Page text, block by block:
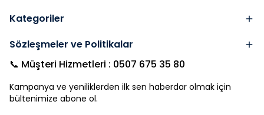
Kategoriler
Sözleşmeler ve Politikalar
📞 Müşteri Hizmetleri : 0507 675 35 80
Kampanya ve yeniliklerden ilk sen haberdar olmak için
bültenimize abone ol.